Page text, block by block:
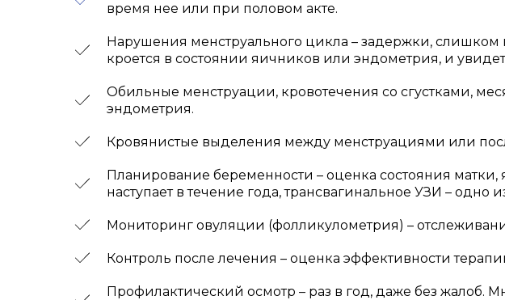
время нее или при половом акте.
Нарушения менструального цикла – задержки,
кроется в состоянии яичников или эндометрия, и
Обильные менструации, кровотечения со сгустками,
эндометрия.
Кровянистые выделения между менструациями или
Планирование беременности – оценка состояния
наступает в течение года, трансвагинальное УЗИ – одно
Мониторинг овуляции (фолликулометрия) –
Контроль после лечения – оценка эффективности
Профилактический осмотр – раз в год, даже без жалоб.